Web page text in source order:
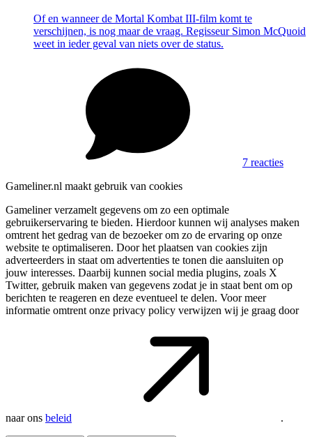
Of en wanneer de Mortal Kombat III-film komt te
verschijnen, is nog maar de vraag. Regisseur Simon McQuoid
weet in ieder geval van niets over de status.
7 reacties
Gameliner.nl maakt gebruik van cookies
Gameliner verzamelt gegevens om zo een optimale
gebruikerservaring te bieden. Hierdoor kunnen wij analyses maken
omtrent het gedrag van de bezoeker om zo de ervaring op onze
website te optimaliseren. Door het plaatsen van cookies zijn
adverteerders in staat om advertenties te tonen die aansluiten op
jouw interesses. Daarbij kunnen social media plugins, zoals X
Twitter, gebruik maken van gegevens zodat je in staat bent om op
berichten te reageren en deze eventueel te delen. Voor meer
informatie omtrent onze privacy policy verwijzen wij je graag door
naar ons beleid .